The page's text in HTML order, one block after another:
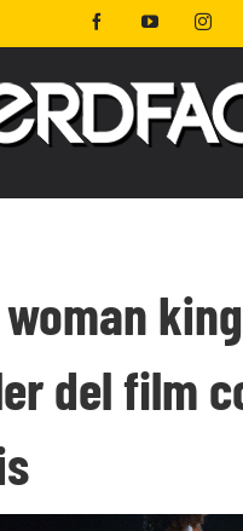
FacebookYouTube
del film